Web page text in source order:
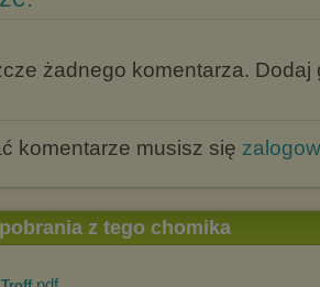
żadnego komentarza. Dodaj
komentarze musisz się
z tego chomika